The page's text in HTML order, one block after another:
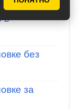
в
без
за